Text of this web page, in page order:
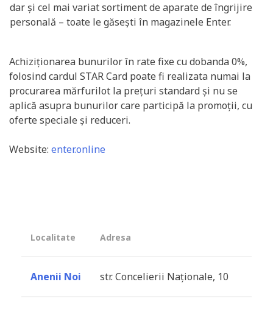
dar și cel mai variat sortiment de aparate de îngrijire
personală – toate le găsești în magazinele Enter.
Achiziționarea bunurilor în rate fixe cu dobanda 0%,
folosind cardul STAR Card poate fi realizata numai la
procurarea mărfurilot la prețuri standard și nu se
aplică asupra bunurilor care participă la promoții, cu
oferte speciale și reduceri.
Website: enter.online
Localitate Adresa
Anenii Noi str. Concelierii Naționale, 10